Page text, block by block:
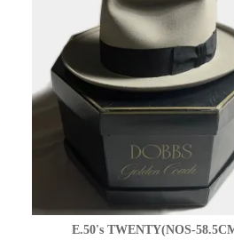
E.50's TWENTY(NOS-